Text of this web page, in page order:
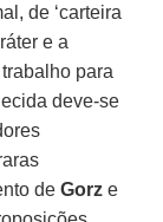
de ‘carteira
e a
para
deve-se
deGorz e